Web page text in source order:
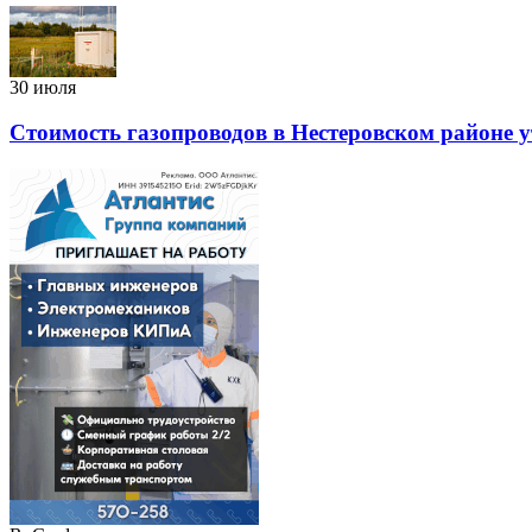
30 июля
Стоимость газопроводов в Нестеровском районе